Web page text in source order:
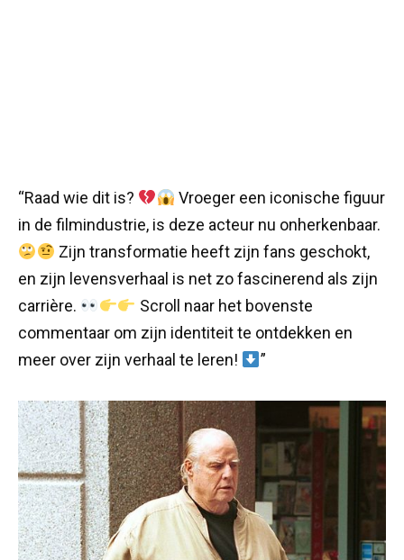
“Raad wie dit is?
Vroeger een iconische figuur
in de filmindustrie, is deze acteur nu onherkenbaar.
Zijn transformatie heeft zijn fans geschokt,
en zijn levensverhaal is net zo fascinerend als zijn
carrière.
Scroll naar het bovenste
commentaar om zijn identiteit te ontdekken en
meer over zijn verhaal te leren!
”